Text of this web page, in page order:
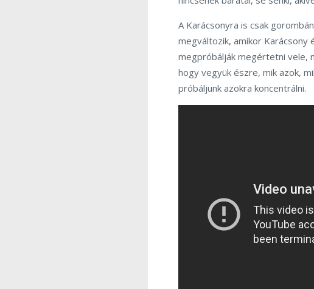
A Karácsonyra is csak
megváltozik, amikor Karácsony
megpróbálják megértetni vele,
hogy vegyük észre, mik azok,
próbáljunk azokra koncentrálni.